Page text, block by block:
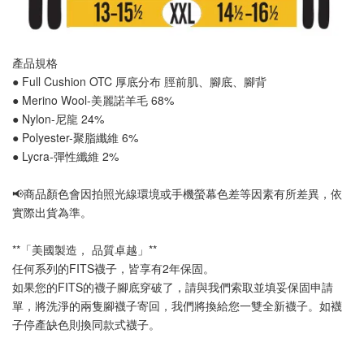
產品規格
● Full Cushion OTC 厚底分布 脛前肌、 腳底、 腳背
● Merino Wool-美麗諾羊毛 68%
● Nylon-尼龍 24%
● Polyester-聚脂纖維 6%
● Lycra-彈性纖維 2%
📢商品顏色會因拍照光線環境或手機螢幕色差等因素有所差異，依
實際出貨為準。
**「美國製造， 品質卓越」**
任何系列的FITS襪子，皆享有2年保固。
如果您的FITS的襪子腳底穿破了，請與我們索取並填妥保固申請
單，將洗淨的兩隻腳襪子寄回，我們將換給您一雙全新襪子。如襪
子停產缺色則換同款式襪子。